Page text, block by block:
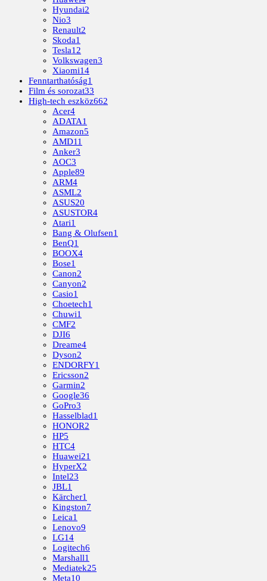
Hyundai2
Nio3
Renault2
Skoda1
Tesla12
Volkswagen3
Xiaomi14
Fenntarthatóság1
Film és sorozat33
High-tech eszköz662
Acer4
ADATA1
Amazon5
AMD11
Anker3
AOC3
Apple89
ARM4
ASML2
ASUS20
ASUSTOR4
Atari1
Bang & Olufsen1
BenQ1
BOOX4
Bose1
Canon2
Canyon2
Casio1
Choetech1
Chuwi1
CMF2
DJI6
Dreame4
Dyson2
ENDORFY1
Ericsson2
Garmin2
Google36
GoPro3
Hasselblad1
HONOR2
HP5
HTC4
Huawei21
HyperX2
Intel23
JBL1
Kärcher1
Kingston7
Leica1
Lenovo9
LG14
Logitech6
Marshall1
Mediatek25
Meta10